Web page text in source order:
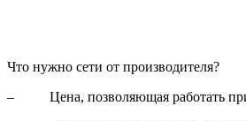
Что нужно сети от производителя?
– Цена, позволяющая работать